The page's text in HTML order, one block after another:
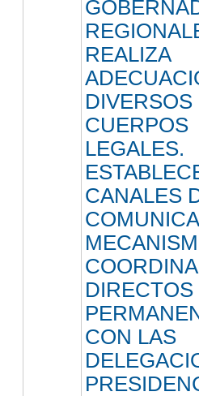
REALIZA
DIVERSOS
CUERPOS
LEGALES.
CANALES
DIRECTOS
CON LAS